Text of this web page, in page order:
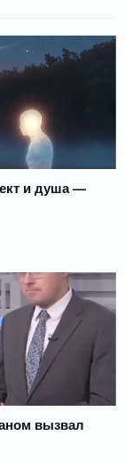
и душа —
вызвал